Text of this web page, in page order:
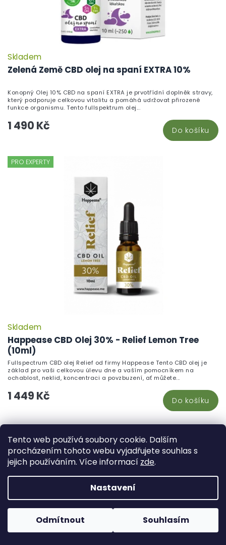
Tento web používá soubory cookie. Dalším
procházením tohoto webu vyjadřujete souhlas s
jejich používáním. Více informací zde.
Nastavení
Odmítnout Souhlasím
Zelená Země CBD olej na spaní EXTRA 10%
Skladem
1 490 Kč Do košíku
Konopný Olej 10% CBD na spaní EXTRA je prvotřídní doplněk stravy,
který podporuje celkovou vitalitu a pomáhá udržovat přirozené
funkce organismu. Tento fullspektrum olej...
PRO EXPERTY
Happease CBD Olej 30% - Relief Lemon Tree
(10ml)
Skladem
1 449 Kč Do košíku
Fullspectrum CBD olej Relief od firmy Happease Tento CBD olej je
základ pro vaši celkovou úlevu dne a vaším pomocníkem na
ochablost, neklid, koncentraci a povzbuzení, ať můžete...